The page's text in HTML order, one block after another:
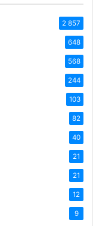
2 857
648
568
244
103
82
40
21
21
12
9